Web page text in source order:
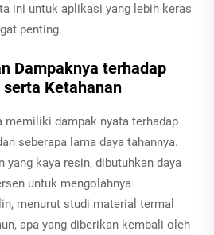
ini untuk aplikasi yang lebih keras
penting.
Dampaknya terhadap
Ketahanan
dampak nyata terhadap
seberapa lama daya tahannya.
kaya resin, dibutuhkan daya
untuk mengolahnya
menurut studi material termal
apa yang diberikan kembali oleh